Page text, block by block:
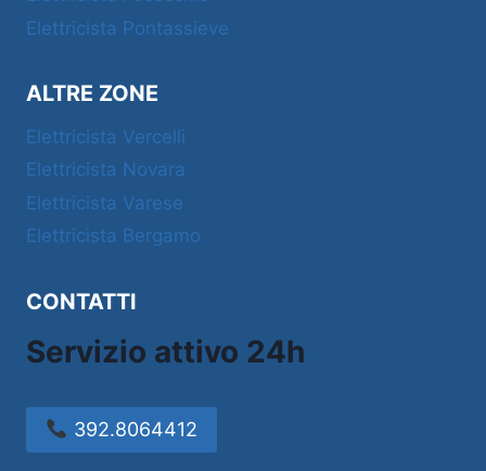
Elettricista Pontassieve
ALTRE ZONE
Elettricista Vercelli
Elettricista Novara
Elettricista Varese
Elettricista Bergamo
CONTATTI
Servizio attivo 24h
392.8064412